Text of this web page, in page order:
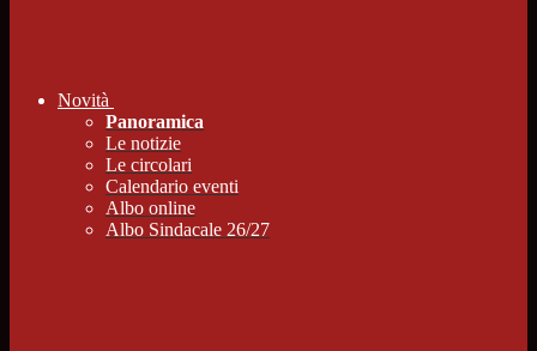
Novità
Panoramica
Le notizie
Le circolari
Calendario eventi
Albo online
Albo Sindacale 26/27